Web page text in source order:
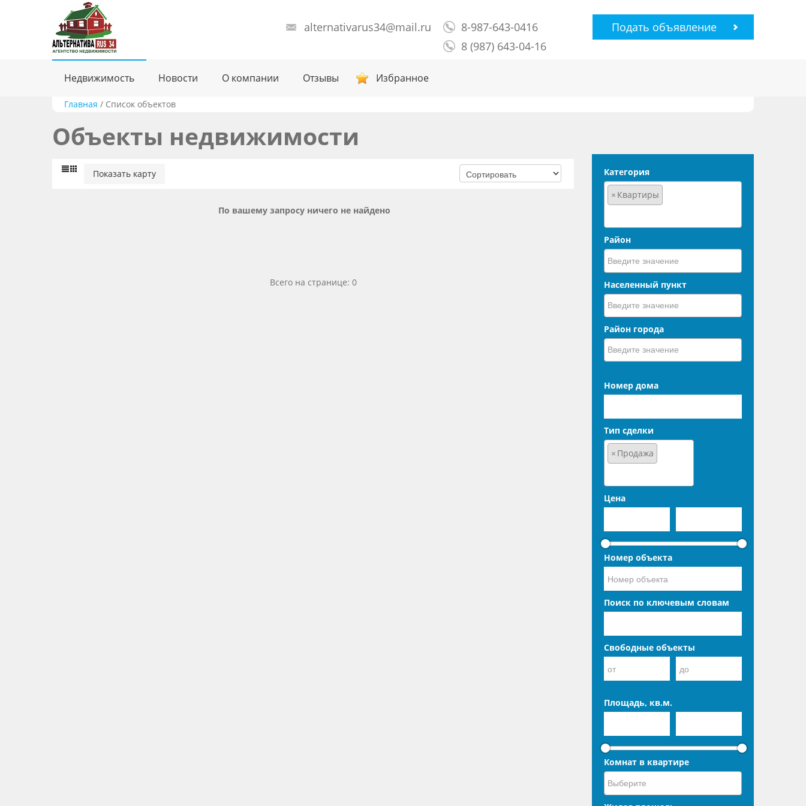
alternativarus34@mail.ru
8-987-643-0416
8 (987) 643-04-16
Подать объявление
Недвижимость Новости О компании Отзывы Избранное
Главная / Список объектов
Объекты недвижимости
Показать карту
По вашему запросу ничего не найдено
Всего на странице: 0
Категория
× Квартиры
Район
Населенный пункт
Район города
Номер дома
Тип сделки
× Продажа
Цена
Номер объекта
Поиск по ключевым словам
Свободные объекты
Площадь, кв.м.
Комнат в квартире